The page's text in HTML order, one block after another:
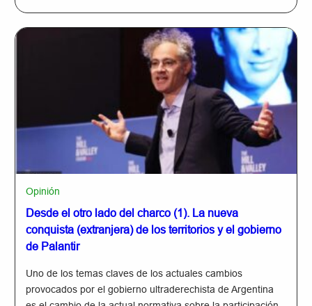
Opinión
Desde el otro lado del charco (1). La nueva
conquista (extranjera) de los territorios y el gobierno
de Palantir
Uno de los temas claves de los actuales cambios
provocados por el gobierno ultraderechista de Argentina